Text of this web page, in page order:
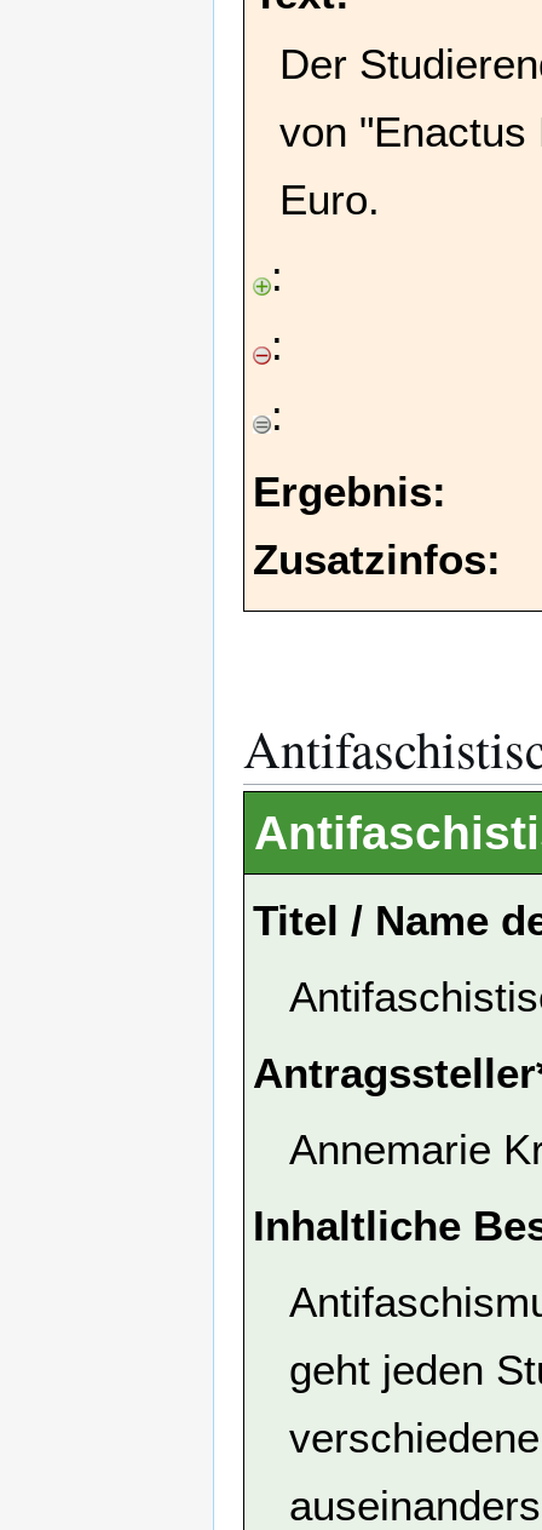
Der
von "Enactus
Euro.
:
:
:
Ergebnis:
Zusatzinfos:
Titel / Name
Annemarie
Inhaltliche
geht jeden